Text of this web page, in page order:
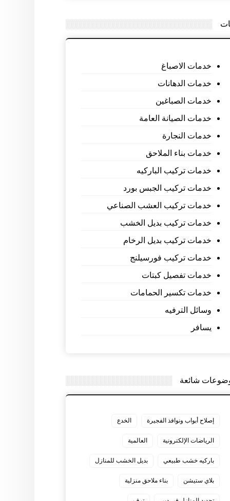
خدمات الاصباغ
خدمات الدهانات
خدمات الصباغين
خدمات الصيانة العامة
خدمات النجارة
خدمات بناء الملاحق
خدمات تركيب الباركيه
خدمات تركيب الجبس بورد
خدمات تركيب العشب الصناعي
خدمات تركيب بديل الخشب
خدمات تركيب بديل الرخام
خدمات تركيب فورسيلنج
خدمات تفصيل كبتات
خدمات تكسير الحمامات
وسائل الترفيه
يسافر
شائعة
إصلاح أبواب ونوافذ الفجيرة الخدع
الرياضات الإلكترونية العالمية
باركيه خشب طبيعي بديل الخشب للمنازل
بلاي ستيشن بناء ملاحق منزلية